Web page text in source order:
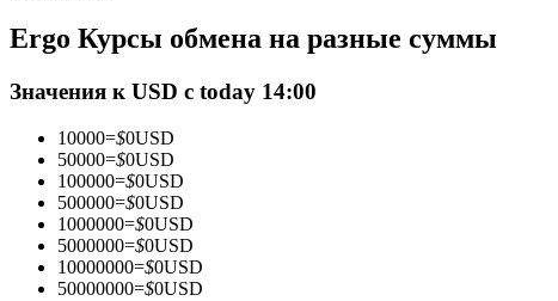
Фьючерсы с использованием USDC в качестве обеспечения
Копирование торговли
Ergo Курсы обмена на разные суммы
Значения к USD с today 14:00
10000=$0USD
50000=$0USD
100000=$0USD
500000=$0USD
1000000=$0USD
5000000=$0USD
10000000=$0USD
50000000=$0USD